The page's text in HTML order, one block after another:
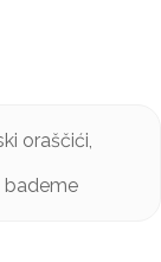
oraščići,
bademe